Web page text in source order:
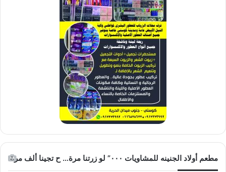
مطعم أولاد الجنينه للمشاويات ٠٠٠” لو زرتنا مرة… ح تجينا ألف مرة